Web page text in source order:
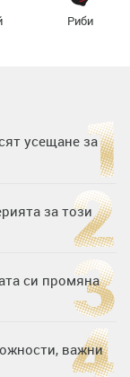
Риби
усещане за
за този
си промяна
важни